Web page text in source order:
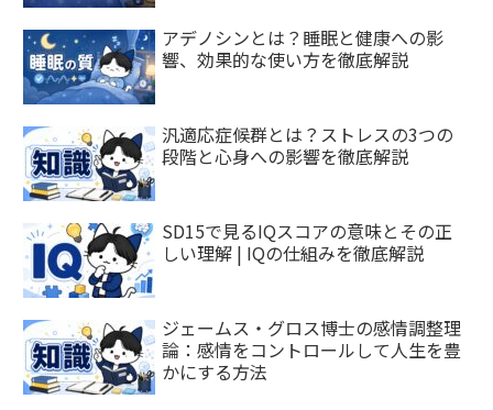
アデノシンとは？睡眠と健康への影
響、効果的な使い方を徹底解説
汎適応症候群とは？ストレスの3つの
段階と心身への影響を徹底解説
SD15で見るIQスコアの意味とその正
しい理解 | IQの仕組みを徹底解説
ジェームス・グロス博士の感情調整理
論：感情をコントロールして人生を豊
かにする方法